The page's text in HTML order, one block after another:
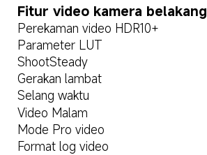
Fitur video kamera belakang
Perekaman video HDR10+
Parameter LUT
ShootSteady
Gerakan lambat
Selang waktu
Video Malam
Mode Pro video
Format log video